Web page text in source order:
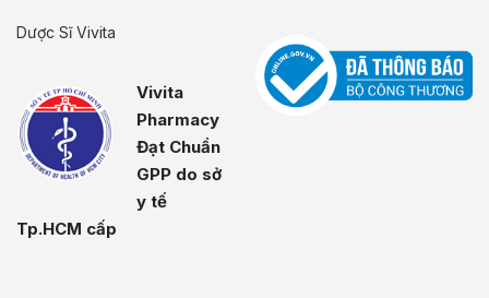
Dược Sĩ Vivita
Vivita
Pharmacy
Đạt Chuẩn
GPP do sở
y tế
Tp.HCM cấp